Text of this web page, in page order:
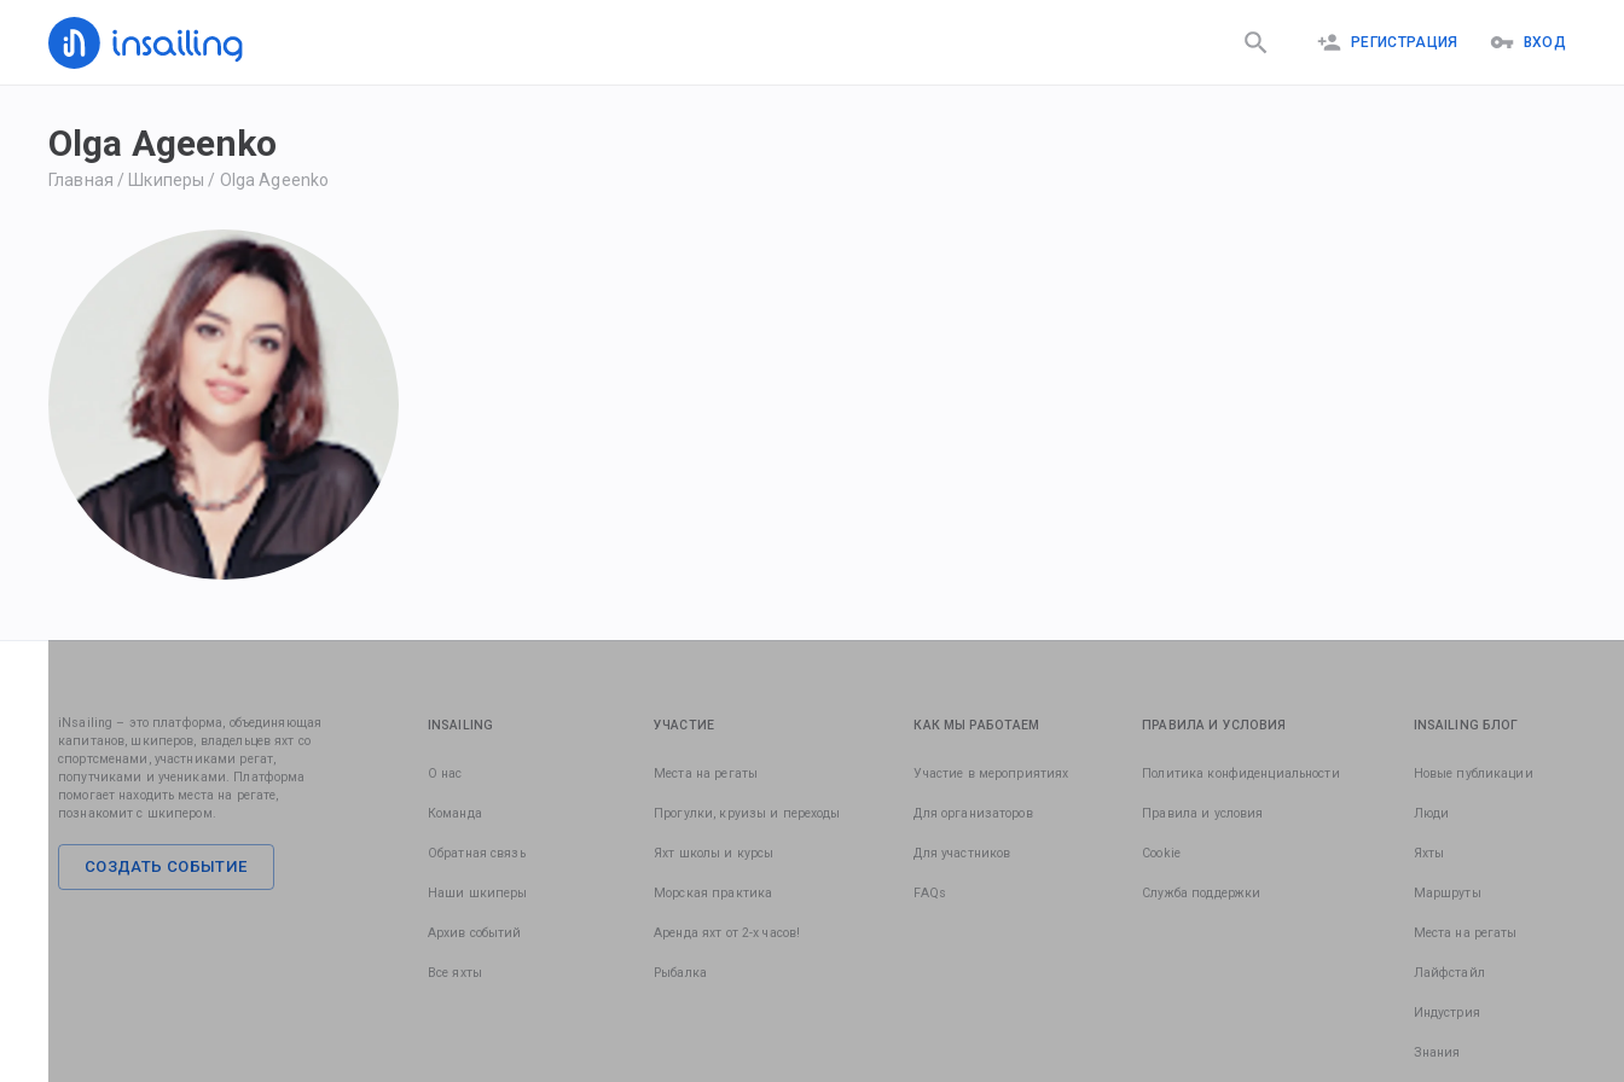
РЕГИСТРАЦИЯ ВХОД
Olga Ageenko
Главная / Шкиперы / Olga Ageenko
iNsailing – это платформа, объединяющая
капитанов, шкиперов, владельцев яхт со
спортсменами, участниками регат,
попутчиками и учениками. Платформа
помогает находить места на регате,
познакомит с шкипером.
СОЗДАТЬ СОБЫТИЕ
INSAILING
О нас
Команда
Обратная связь
Наши шкиперы
Архив событий
Все яхты
УЧАСТИЕ
Места на регаты
Прогулки, круизы и переходы
Яхт школы и курсы
Морская практика
Аренда яхт от 2-х часов!
Рыбалка
КАК МЫ РАБОТАЕМ
Участие в мероприятиях
Для организаторов
Для участников
FAQs
ПРАВИЛА И УСЛОВИЯ
Политика конфиденциальности
Правила и условия
Cookie
Служба поддержки
INSAILING БЛОГ
Новые публикации
Люди
Яхты
Маршруты
Места на регаты
Лайфстайл
Индустрия
Знания